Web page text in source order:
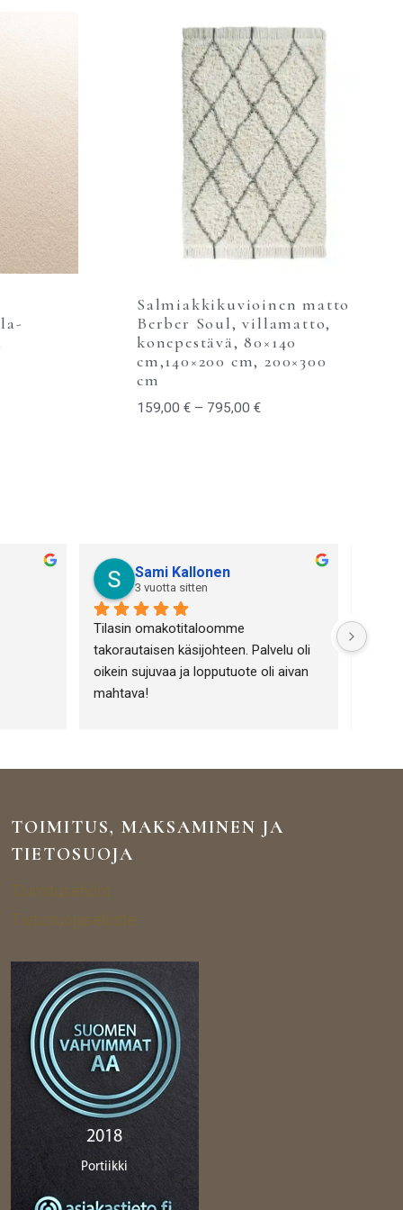
Salmiakkikuvioinen matto
Berber Soul, villamatto,
konepestävä, 80×140
cm,140×200 cm, 200×300
cm
159,00 € – 795,00 €
Sami Kallonen
3 vuotta sitten
Tilasin omakotitaloomme
takorautaisen käsijohteen. Palvelu oli
oikein sujuvaa ja lopputuote oli aivan
mahtava!
Olen
TOIMITUS, MAKSAMINEN JA
TIETOSUOJA
Toimitusehdot
Tietosuojaseloste